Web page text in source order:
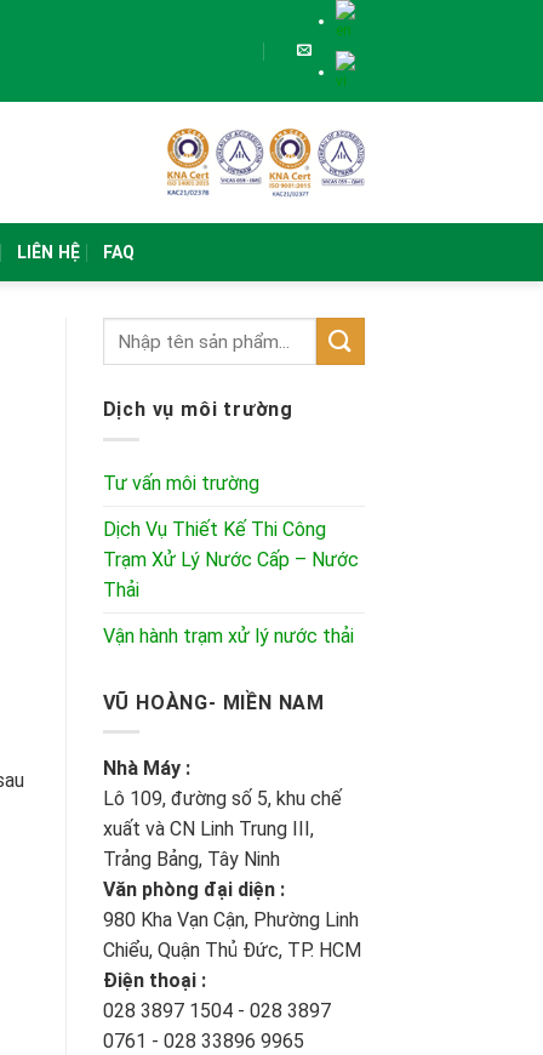
LIÊN HỆ FAQ
Dịch vụ môi trường
Tư vấn môi trường
Dịch Vụ Thiết Kế Thi Công
Trạm Xử Lý Nước Cấp – Nước
Thải
Vận hành trạm xử lý nước thải
VŨ HOÀNG- MIỀN NAM
Nhà Máy :
Lô 109, đường số 5, khu chế
xuất và CN Linh Trung III,
Trảng Bảng, Tây Ninh
Văn phòng đại diện :
980 Kha Vạn Cận, Phường Linh
Chiểu, Quận Thủ Đức, TP. HCM
Điện thoại :
028 3897 1504 - 028 3897
0761 - 028 33896 9965